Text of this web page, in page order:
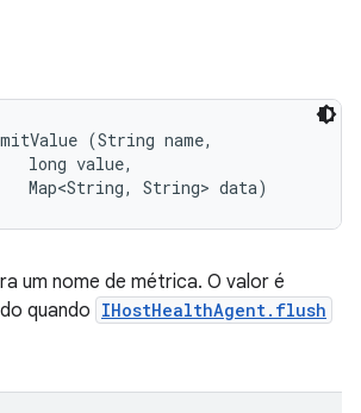
(String name,
long value,
Map<String, String> data)
um nome de métrica. O valor é
quando IHostHealthAgent.flush